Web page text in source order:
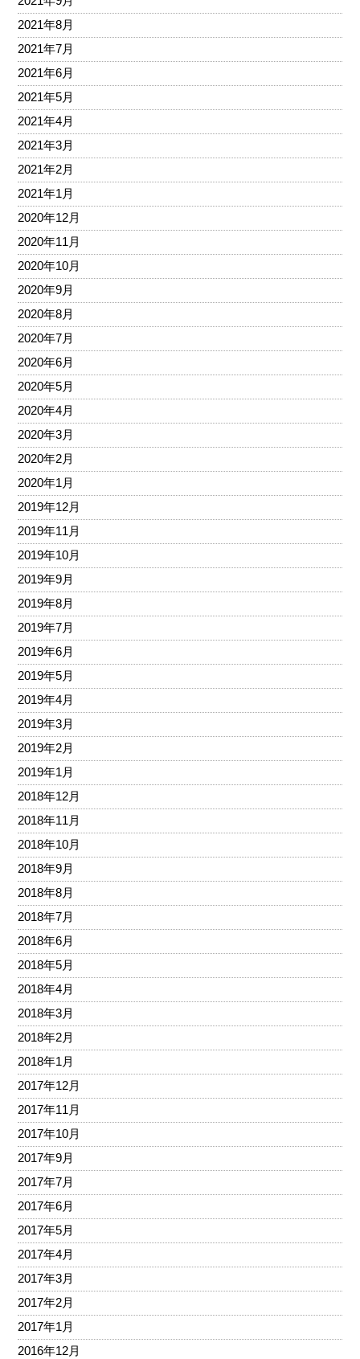
2021年8月
2021年7月
2021年6月
2021年5月
2021年4月
2021年3月
2021年2月
2021年1月
2020年12月
2020年11月
2020年10月
2020年9月
2020年8月
2020年7月
2020年6月
2020年5月
2020年4月
2020年3月
2020年2月
2020年1月
2019年12月
2019年11月
2019年10月
2019年9月
2019年8月
2019年7月
2019年6月
2019年5月
2019年4月
2019年3月
2019年2月
2019年1月
2018年12月
2018年11月
2018年10月
2018年9月
2018年8月
2018年7月
2018年6月
2018年5月
2018年4月
2018年3月
2018年2月
2018年1月
2017年12月
2017年11月
2017年10月
2017年9月
2017年7月
2017年6月
2017年5月
2017年4月
2017年3月
2017年2月
2017年1月
2016年12月